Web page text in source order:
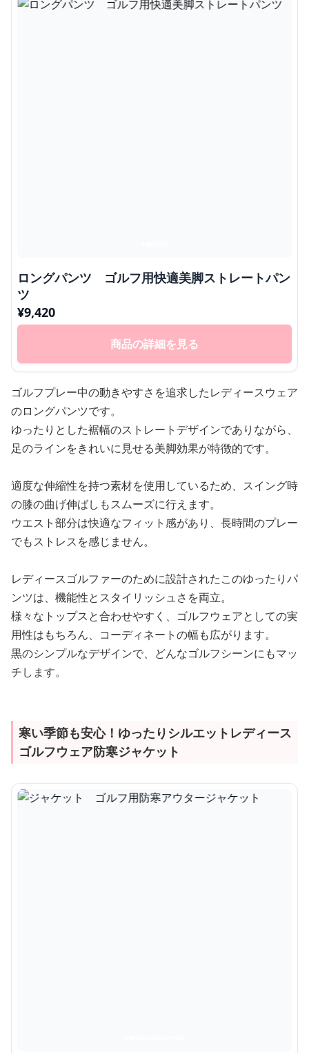
ロングパンツ ゴルフ用快適美脚ストレートパン
ツ
¥9,420
商品の詳細を見る
ゴルフプレー中の動きやすさを追求したレディースウェア
のロングパンツです。
ゆったりとした裾幅のストレートデザインでありながら、
足のラインをきれいに見せる美脚効果が特徴的です。
適度な伸縮性を持つ素材を使用しているため、スイング時
の膝の曲げ伸ばしもスムーズに行えます。
ウエスト部分は快適なフィット感があり、長時間のプレー
でもストレスを感じません。
レディースゴルファーのために設計されたこのゆったりパ
ンツは、機能性とスタイリッシュさを両立。
様々なトップスと合わせやすく、ゴルフウェアとしての実
用性はもちろん、コーディネートの幅も広がります。
黒のシンプルなデザインで、どんなゴルフシーンにもマッ
チします。
寒い季節も安心！ゆったりシルエットレディース
ゴルフウェア防寒ジャケット